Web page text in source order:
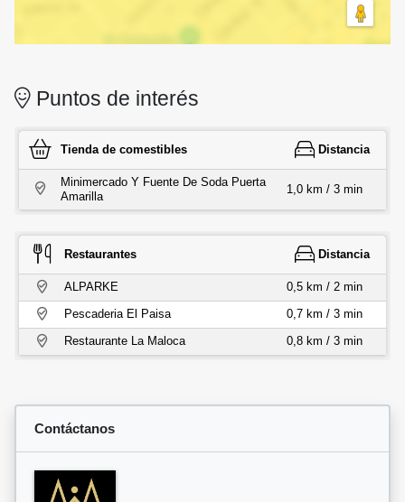
Puntos de interés
Tienda de comestibles Distancia
Minimercado Y Fuente De Soda Puerta
Amarilla
1,0 km / 3 min
Restaurantes Distancia
ALPARKE
0,5 km / 2 min
Pescaderia El Paisa
0,7 km / 3 min
Restaurante La Maloca
0,8 km / 3 min
Contáctanos